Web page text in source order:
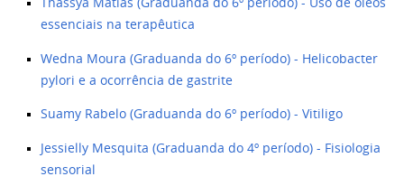
essenciais na terapêutica
Wedna Moura (Graduanda do 6º período) - Helicobacter
pylori e a ocorrência de gastrite
Suamy Rabelo (Graduanda do 6º período) - Vitiligo
Jessielly Mesquita (Graduanda do 4º período) - Fisiologia
sensorial